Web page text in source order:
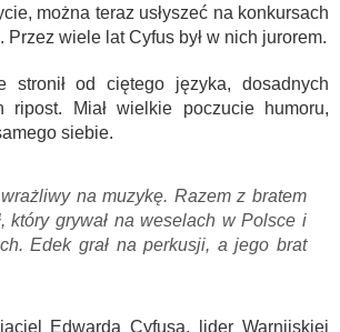
można teraz usłyszeć na konkursach
wiele lat Cyfus był w nich jurorem.
stronił od ciętego języka, dosadnych
ripost. Miał wielkie poczucie humoru,
siebie.
na muzykę. Razem z bratem
który grywał na weselach w Polsce i
Edek grał na perkusji, a jego brat
Edwarda Cyfusa, lider Warnijskiej